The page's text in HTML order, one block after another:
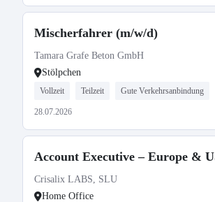
Mischerfahrer (m/w/d)
Tamara Grafe Beton GmbH
Stölpchen
Vollzeit Teilzeit Gute Verkehrsanbindung
28.07.2026
Account Executive – Europe &
Crisalix LABS, SLU
Home Office